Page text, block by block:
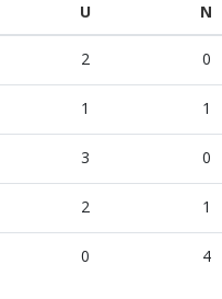
U N
2 0
1 1
3 0
2 1
0 4